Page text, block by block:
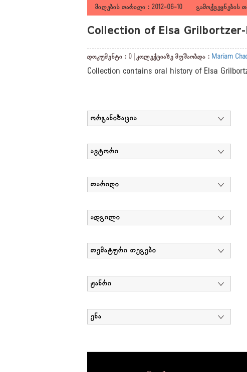
მიღების თარიღი : 2012-06-10 გამოქვეყნების
Collection of Elsa Grilbortzer-
დოკუმენტი : 0 | კოლექციაზე მუშაობდა : Mariam
Collection contains oral history of Elsa
ორგანიზაცია
ავტორი
თარიღი
ადგილი
თემატური თეგები
ჟანრი
ენა